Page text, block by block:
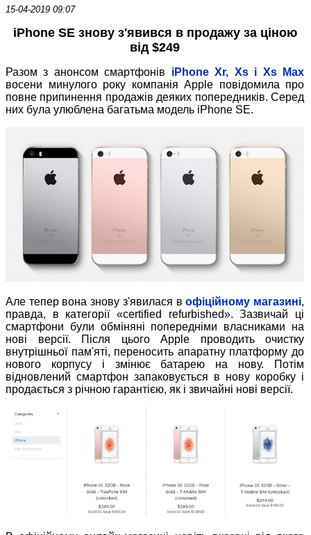
15-04-2019 09:07
iPhone SE знову з'явився в продажу за ціною
від $249
Разом з анонсом смартфонів iPhone Xr, Xs і Xs Max
восени минулого року компанія Apple повідомила про
повне припинення продажів деяких попередників. Серед
них була улюблена багатьма модель iPhone SE.
Але тепер вона знову з'явилася вофіційному магазині,
правда, в категорії «certified refurbished». Зазвичай ці
смартфони були обміняні попередніми власниками на
нові версії. Після цього Apple проводить очистку
внутрішньої пам'яті, переносить апаратну платформу до
нового корпусу і змінює батарею на нову. Потім
відновлений смартфон запаковується в нову коробку і
продається з річною гарантією, як і звичайні нові версії.